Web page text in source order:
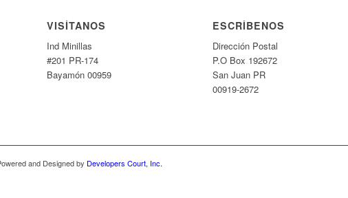
VISÍTANOS
Ind Minillas
#201 PR-174
Bayamón 00959
ESCRÍBENOS
Dirección Postal
P.O Box 192672
San Juan PR
00919-2672
and Designed by Developers Court, Inc.